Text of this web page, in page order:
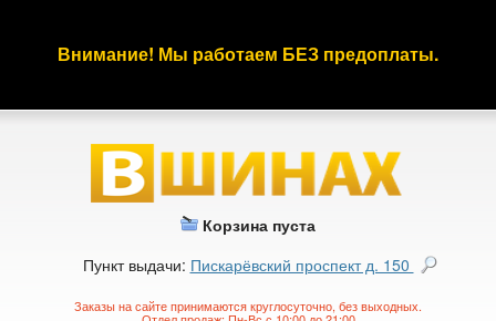
Внимание! Мы работаем БЕЗ предоплаты.
Корзина пуста
Пункт выдачи: Пискарёвский проспект д. 150
Заказы на сайте принимаются круглосуточно, без выходных.